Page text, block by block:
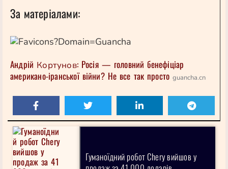
За матеріалами:
Андрій Кортунов: Росія — головний бенефіціар
американо-іранської війни? Не все так просто guancha.cn
Гуманоїдний робот Chery вийшов у